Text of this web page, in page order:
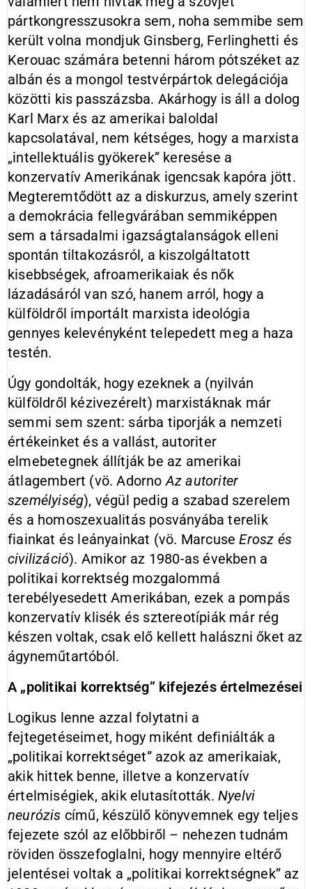
pártkongresszusokra sem, noha semmibe sem
került volna mondjuk Ginsberg, Ferlinghetti és
Kerouac számára betenni három pótszéket az
albán és a mongol testvérpártok delegációja
közötti kis passzázsba. Akárhogy is áll a dolog
Karl Marx és az amerikai baloldal
kapcsolatával, nem kétséges, hogy a marxista
„intellektuális gyökerek” keresése a
konzervatív Amerikának igencsak kapóra jött.
Megteremtődött az a diskurzus, amely szerint
a demokrácia fellegvárában semmiképpen
sem a társadalmi igazságtalanságok elleni
spontán tiltakozásról, a kiszolgáltatott
kisebbségek, afroamerikaiak és nők
lázadásáról van szó, hanem arról, hogy a
külföldről importált marxista ideológia
gennyes kelevényként telepedett meg a haza
testén.
Úgy gondolták, hogy ezeknek a (nyilván
külföldről kézivezérelt) marxistáknak már
semmi sem szent: sárba tiporják a nemzeti
értékeinket és a vallást, autoriter
elmebetegnek állítják be az amerikai
átlagembert (vö. AdornoAz autoriter
személyiség), végül pedig a szabad szerelem
és a homoszexualitás posványába terelik
fiainkat és leányainkat (vö. MarcuseErosz és
civilizáció). Amikor az 1980-as években a
politikai korrektség mozgalommá
terebélyesedett Amerikában, ezek a pompás
konzervatív klisék és sztereotípiák már rég
készen voltak, csak elő kellett halászni őket az
ágyneműtartóból.
A „politikai korrektség” kifejezés értelmezései
Logikus lenne azzal folytatni a
fejtegetéseimet, hogy miként definiálták a
„politikai korrektséget” azok az amerikaiak,
akik hittek benne, illetve a konzervatív
értelmiségiek, akik elutasították. Nyelvi
neurózis című, készülő könyvemnek egy teljes
fejezete szól az előbbiről – nehezen tudnám
röviden összefoglalni, hogy mennyire eltérő
jelentései voltak a „politikai korrektségnek” az